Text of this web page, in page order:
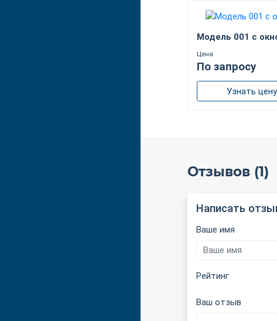
Модель 001 с
Цена
По запросу
Узнать цену
Отзывов (1)
Написать
Ваше имя
Рейтинг
Ваш отзыв